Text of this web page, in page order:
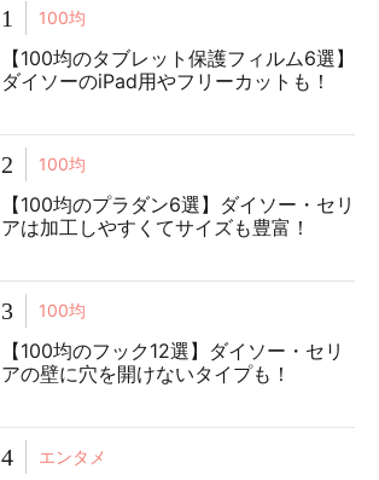
1 100均
【100均のタブレット保護フィルム6選】
ダイソーのiPad用やフリーカットも！
2 100均
【100均のプラダン6選】ダイソー・セリ
アは加工しやすくてサイズも豊富！
3 100均
【100均のフック12選】ダイソー・セリ
アの壁に穴を開けないタイプも！
4 エンタメ